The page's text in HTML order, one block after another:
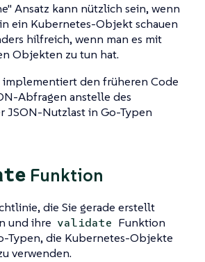
Ansatz kann nützlich sein, wenn
ein Kubernetes-Objekt schauen
hilfreich, wenn man es mit
Objekten zu tun hat.
implementiert den früheren Code
Abfragen anstelle des
JSON-Nutzlast in Go-Typen
Funktion
die Sie gerade erstellt
und ihre validate Funktion
Typen, die Kubernetes-Objekte
verwenden.